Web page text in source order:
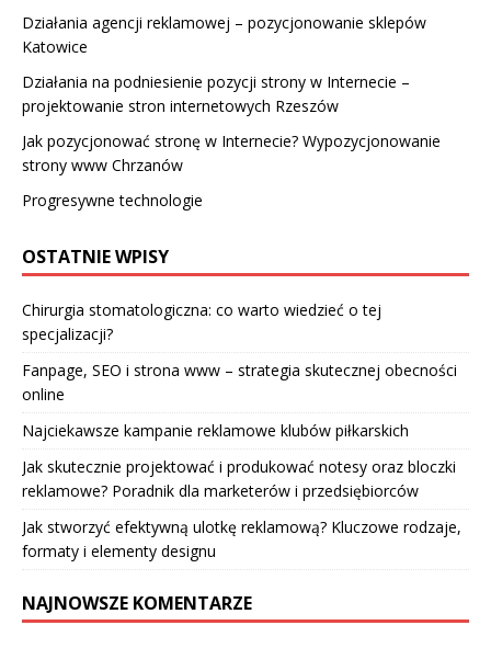
Działania agencji reklamowej – pozycjonowanie sklepów
Katowice
Działania na podniesienie pozycji strony w Internecie –
projektowanie stron internetowych Rzeszów
Jak pozycjonować stronę w Internecie? Wypozycjonowanie
strony www Chrzanów
Progresywne technologie
OSTATNIE WPISY
Chirurgia stomatologiczna: co warto wiedzieć o tej
specjalizacji?
Fanpage, SEO i strona www – strategia skutecznej obecności
online
Najciekawsze kampanie reklamowe klubów piłkarskich
Jak skutecznie projektować i produkować notesy oraz bloczki
reklamowe? Poradnik dla marketerów i przedsiębiorców
Jak stworzyć efektywną ulotkę reklamową? Kluczowe rodzaje,
formaty i elementy designu
NAJNOWSZE KOMENTARZE